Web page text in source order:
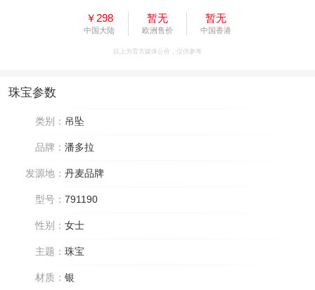
￥298
中国大陆
暂无
欧洲售价
暂无
中国香港
以上为官方媒体公价，仅供参考
珠宝参数
类别： 吊坠
品牌： 潘多拉
发源地： 丹麦品牌
型号： 791190
性别： 女士
主题： 珠宝
材质： 银